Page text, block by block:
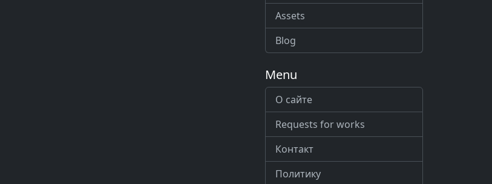
Assets
Blog
Menu
О сайте
Requests for works
Контакт
Политику